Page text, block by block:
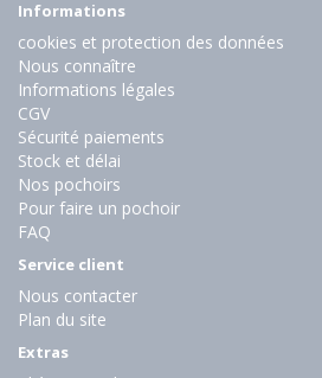
Informations
cookies et protection des données
Nous connaître
Informations légales
CGV
Sécurité paiements
Stock et délai
Nos pochoirs
Pour faire un pochoir
FAQ
Service client
Nous contacter
Plan du site
Extras